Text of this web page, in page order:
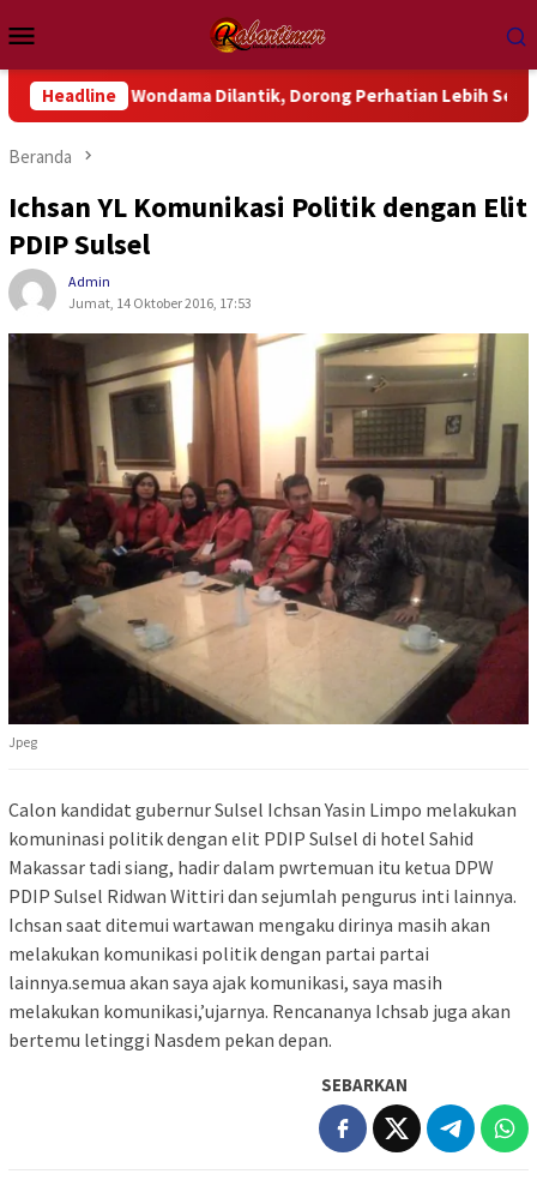
ke
kontenMobile
Headline
Wondama Dilantik, Dorong Perhatian Lebih Serius
Beranda
Ichsan YL Komunikasi Politik dengan Elit
PDIP Sulsel
Admin
Jumat, 14 Oktober 2016, 17:53
Jpeg
Calon kandidat gubernur Sulsel Ichsan Yasin Limpo melakukan
komuninasi politik dengan elit PDIP Sulsel di hotel Sahid
Makassar tadi siang, hadir dalam pwrtemuan itu ketua DPW
PDIP Sulsel Ridwan Wittiri dan sejumlah pengurus inti lainnya.
Ichsan saat ditemui wartawan mengaku dirinya masih akan
melakukan komunikasi politik dengan partai partai
lainnya.semua akan saya ajak komunikasi, saya masih
melakukan komunikasi,’ujarnya. Rencananya Ichsab juga akan
bertemu letinggi Nasdem pekan depan.
SEBARKAN